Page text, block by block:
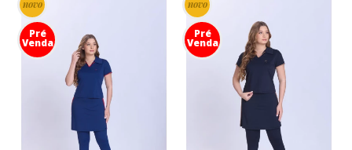
novo
Pré
Venda
novo
Pré
Venda